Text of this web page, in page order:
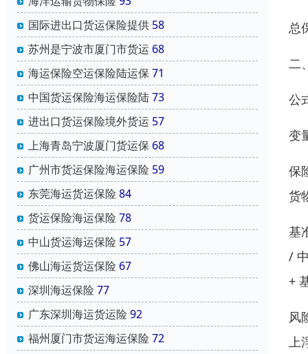
国际进出口货运保险提供 58
苏州是宁波市厦门市货运 68
海运保险空运保险陆运保 71
中国货运保险海运保险陆73
进出口货运保险境外货运 57
上海青岛宁波厦门货运保 68
广州市货运保险海运保险 59
东莞海运货运保险 84
货运保险海运保险 78
中山货运海运保险 57
佛山海运货运保险 67
深圳海运保险 77
广东深圳海运货运险 92
福州厦门市货运海运保险 72
总
二
公
变
保
货
基
/
+
风
上